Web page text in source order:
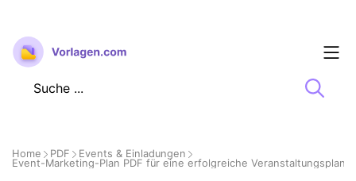
Zum
Inhalt
springen
Home PDF
Events & Einladungen
Event-Marketing-Plan PDF für eine erfolgreiche